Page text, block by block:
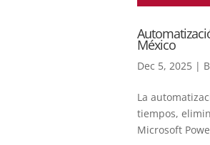
México
Dec 5, 2025 |
La
tiempos,
Microsoft